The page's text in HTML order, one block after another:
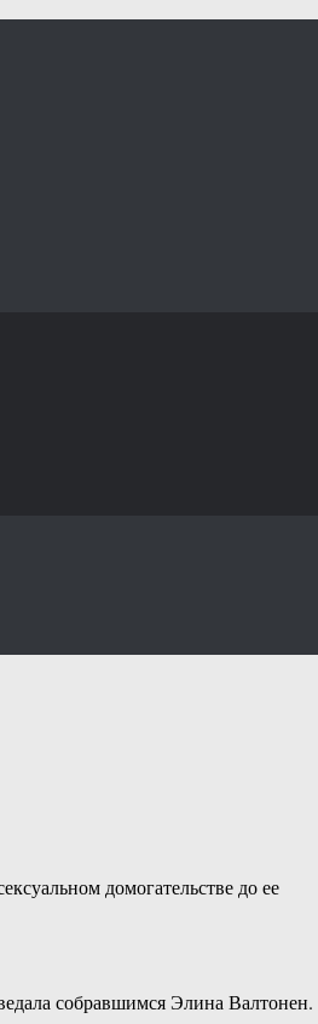
домогательстве до ее
собравшимся Элина Валтонен.